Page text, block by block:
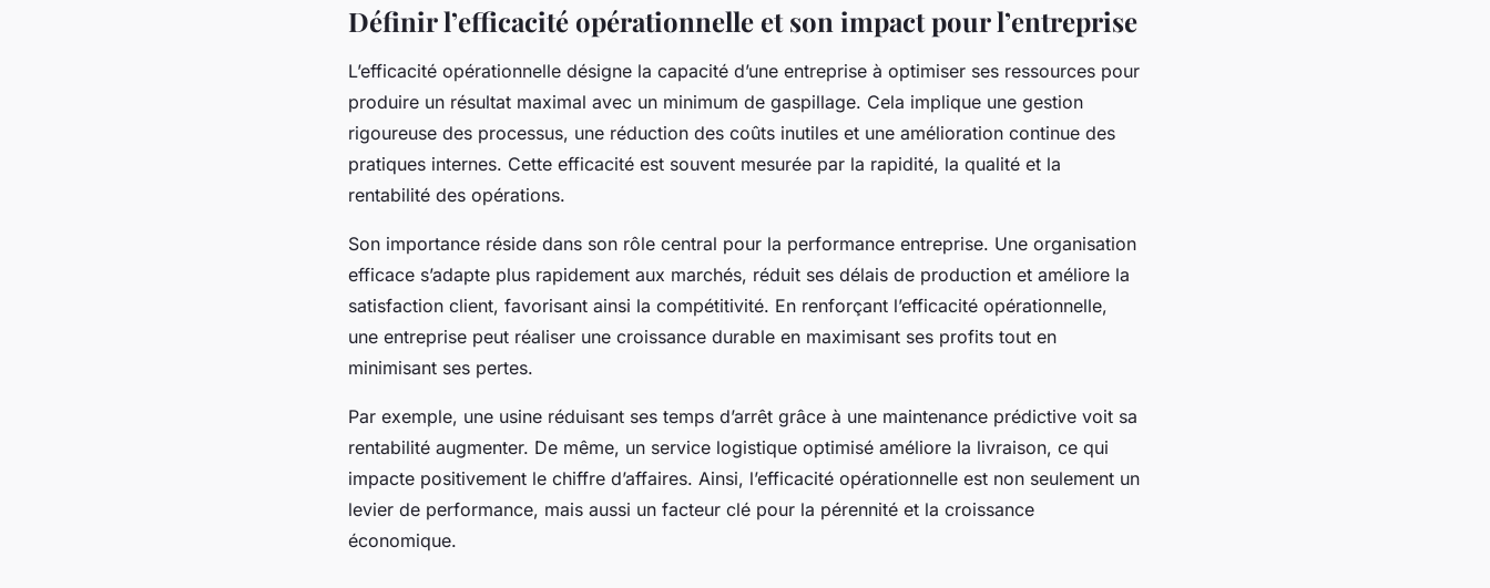
Définir l’efficacité opérationnelle et son impact pour l’entreprise
L’efficacité opérationnelle désigne la capacité d’une entreprise à optimiser ses ressources pour
produire un résultat maximal avec un minimum de gaspillage. Cela implique une gestion
rigoureuse des processus, une réduction des coûts inutiles et une amélioration continue des
pratiques internes. Cette efficacité est souvent mesurée par la rapidité, la qualité et la
rentabilité des opérations.
Son importance réside dans son rôle central pour la performance entreprise. Une organisation
efficace s’adapte plus rapidement aux marchés, réduit ses délais de production et améliore la
satisfaction client, favorisant ainsi la compétitivité. En renforçant l’efficacité opérationnelle,
une entreprise peut réaliser une croissance durable en maximisant ses profits tout en
minimisant ses pertes.
Par exemple, une usine réduisant ses temps d’arrêt grâce à une maintenance prédictive voit sa
rentabilité augmenter. De même, un service logistique optimisé améliore la livraison, ce qui
impacte positivement le chiffre d’affaires. Ainsi, l’efficacité opérationnelle est non seulement un
levier de performance, mais aussi un facteur clé pour la pérennité et la croissance
économique.